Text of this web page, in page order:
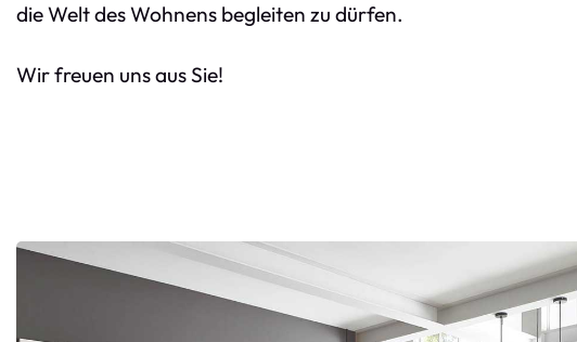
die Welt des Wohnens begleiten zu dürfen.
Wir freuen uns aus Sie!